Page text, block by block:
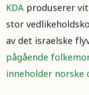
KDA produserer
stor
av det israelske
pågående
inneholder norske